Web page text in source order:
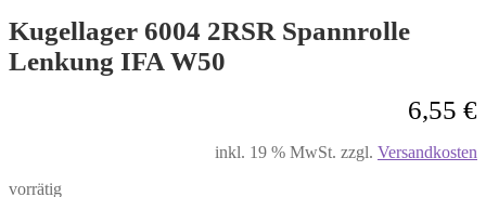
Kugellager 6004 2RSR Spannrolle
Lenkung IFA W50
6,55 €
inkl. 19 % MwSt. zzgl. Versandkosten
vorrätig